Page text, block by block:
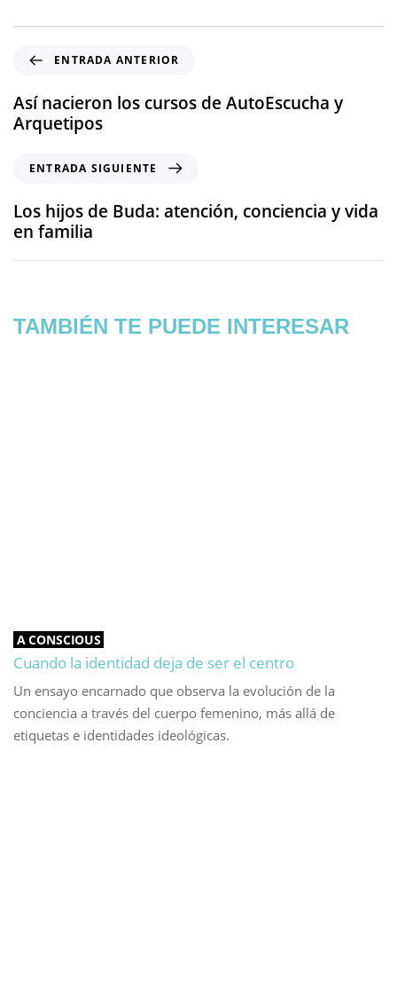
ENTRADA ANTERIOR
Así nacieron los cursos de AutoEscucha y
Arquetipos
ENTRADA SIGUIENTE
Los hijos de Buda: atención, conciencia y vida
en familia
TAMBIÉN TE PUEDE INTERESAR
A CONSCIOUS
Cuando la identidad deja de ser el centro
Un ensayo encarnado que observa la evolución de la
conciencia a través del cuerpo femenino, más allá de
etiquetas e identidades ideológicas.